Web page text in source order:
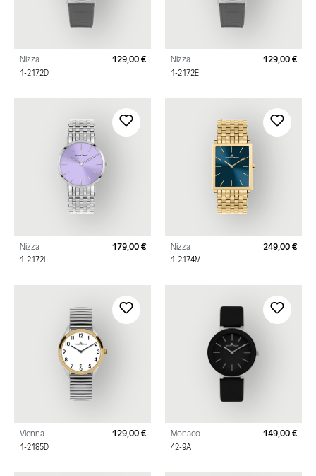
Nizza
1-2172D
Regulärer Preis:
129,00 € Nizza
1-2172E
129,00 €
Nizza
1-2172L
Regulärer Preis:
179,00 € Nizza
1-2174M
249,00 €
Vienna
1-2185D
Regulärer Preis:
129,00 € Monaco
42-9A
149,00 €